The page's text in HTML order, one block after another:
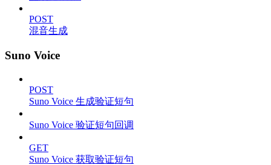
POST
混音生成
Suno Voice
POST
Suno Voice 生成验证短句
Suno Voice 验证短句回调
GET
Suno Voice 获取验证短句